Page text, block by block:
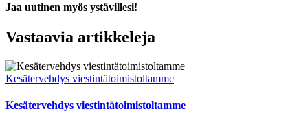
Jaa uutinen myös ystävillesi!
Facebook
X
LinkedIn
WhatsApp
Email
Vastaavia artikkeleja
Kesätervehdys viestintätoimistoltamme
Kesätervehdys viestintätoimistoltamme